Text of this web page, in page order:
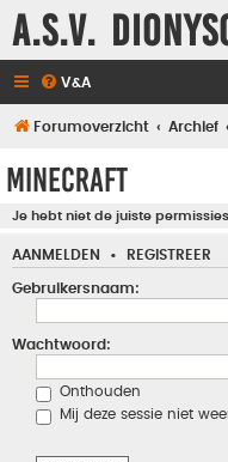
A.S.V.
V&A
Forumoverzicht Archief
Minecraft
Je hebt niet de juiste
AANMELDEN • REGISTREER
Gebruikersnaam:
Wachtwoord:
Onthouden
Mij deze sessie niet